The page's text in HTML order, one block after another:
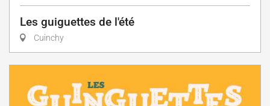
Les guiguettes de l'été
Cuinchy